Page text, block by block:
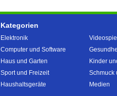
Kategorien
Elektronik
Computer und Software
Haus und Garten
Sport und Freizeit
Haushaltsgeräte
Kinder
Schmuck
Medien